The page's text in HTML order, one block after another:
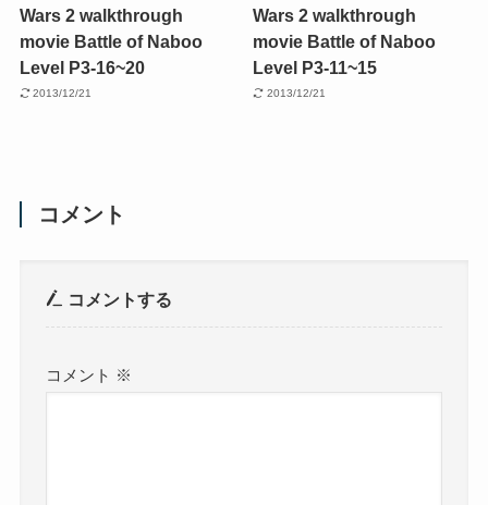
Wars 2 walkthrough
movie Battle of Naboo
Level P3-16~20
2013/12/21
Wars 2 walkthrough
movie Battle of Naboo
Level P3-11~15
2013/12/21
コメント
コメントする
コメント ※